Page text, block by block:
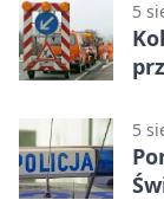
5
5